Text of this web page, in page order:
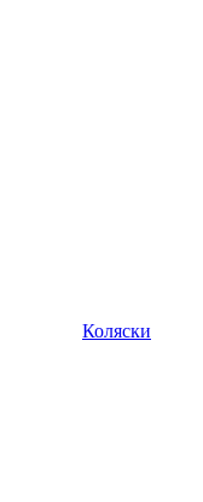
Коляски